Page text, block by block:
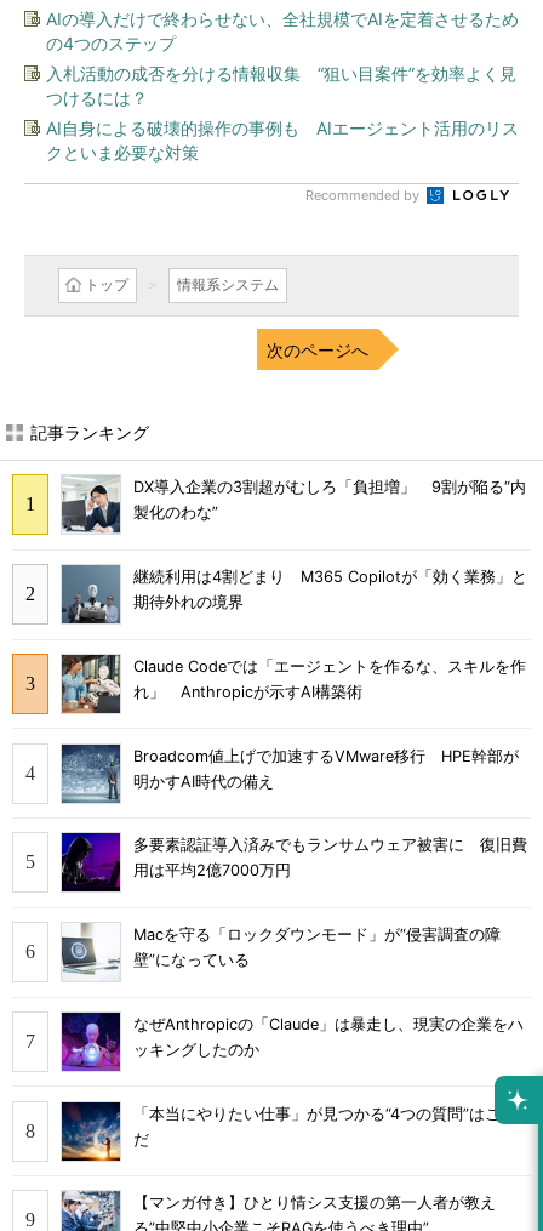
AIの導入だけで終わらせない、全社規模でAIを定着させるため
の4つのステップ
入札活動の成否を分ける情報収集 “狙い目案件”を効率よく見
つけるには？
AI自身による破壊的操作の事例も AIエージェント活用のリス
クといま必要な対策
Recommended by
トップ 情報系システム
次のページへ
記事ランキング
DX導入企業の3割超がむしろ「負担増」 9割が陥る“内
製化のわな”
継続利用は4割どまり M365 Copilotが「効く業務」と
期待外れの境界
Claude Codeでは「エージェントを作るな、スキルを作
れ」 Anthropicが示すAI構築術
Broadcom値上げで加速するVMware移行 HPE幹部が
明かすAI時代の備え
多要素認証導入済みでもランサムウェア被害に 復旧費
用は平均2億7000万円
Macを守る「ロックダウンモード」が“侵害調査の障
壁”になっている
なぜAnthropicの「Claude」は暴走し、現実の企業をハ
ッキングしたのか
「本当にやりたい仕事」が見つかる“4つの質問”はこれ
だ
【マンガ付き】ひとり情シス支援の第一人者が教え